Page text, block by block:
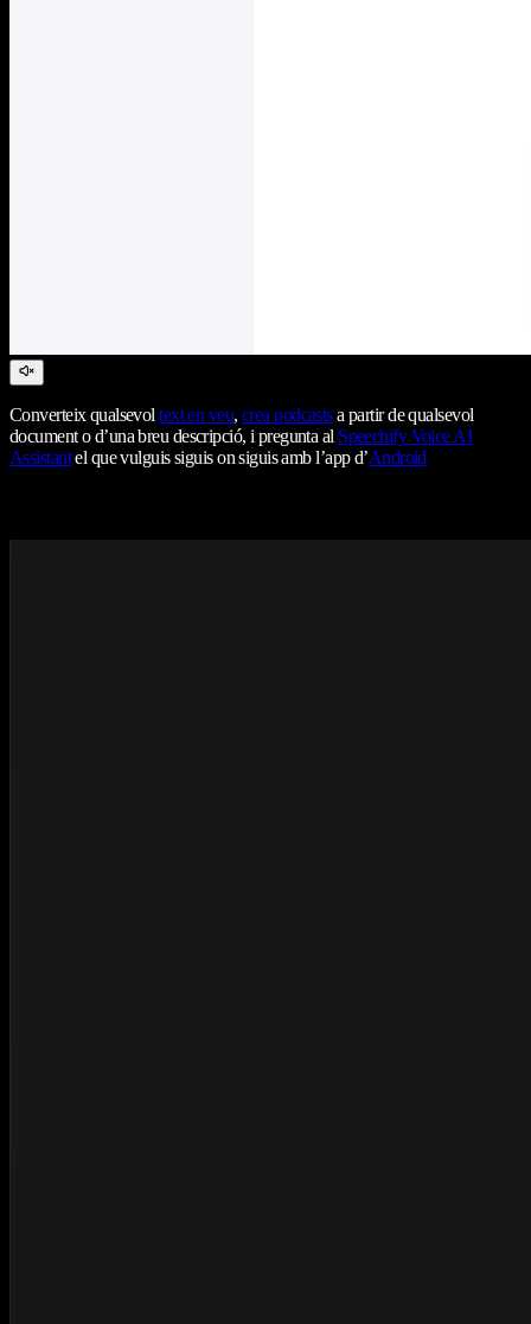
Converteix qualsevoltext en veu, crea podcastsa partir de qualsevol
document o d’una breu descripció, i pregunta al Speechify Voice AI
Assistantel que vulguis siguis on siguis amb l’app d’Android